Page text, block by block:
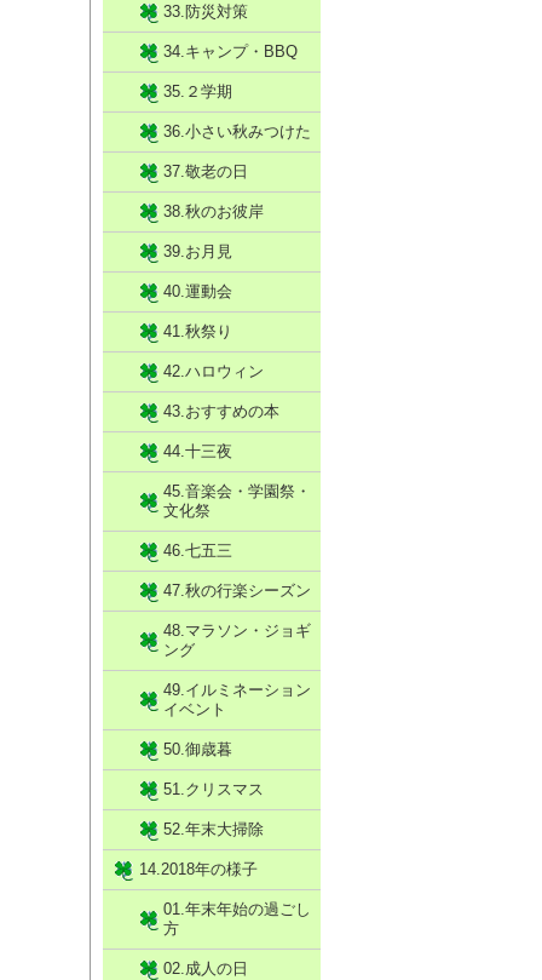
33.防災対策
34.キャンプ・BBQ
35.２学期
36.小さい秋みつけた
37.敬老の日
38.秋のお彼岸
39.お月見
40.運動会
41.秋祭り
42.ハロウィン
43.おすすめの本
44.十三夜
45.音楽会・学園祭・
文化祭
46.七五三
47.秋の行楽シーズン
48.マラソン・ジョギ
ング
49.イルミネーション
イベント
50.御歳暮
51.クリスマス
52.年末大掃除
14.2018年の様子
01.年末年始の過ごし
方
02.成人の日